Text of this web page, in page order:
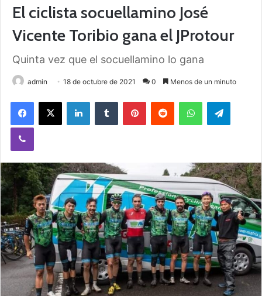
El ciclista socuellamino José
Vicente Toribio gana el JProtour
Quinta vez que el socuellamino lo gana
admin 18 de octubre de 2021 0 Menos de un minuto